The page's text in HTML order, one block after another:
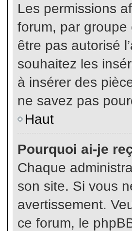
Les permissions
forum, par groupe
être pas autorisé
souhaitez les
à insérer des
ne savez pas
Haut
Pourquoi ai-je
Chaque
son site. Si vous
avertissement.
ce forum, le